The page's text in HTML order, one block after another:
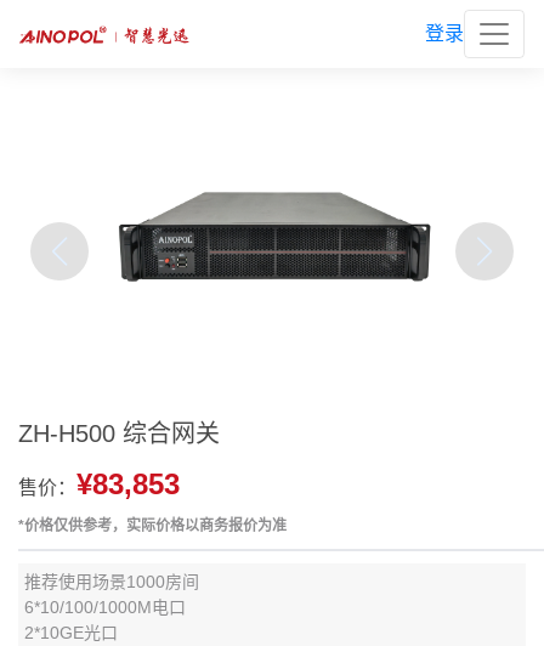
登录
ZH-H500 综合网关
售价： ¥83,853
*价格仅供参考，实际价格以商务报价为准
推荐使用场景1000房间
6*10/100/1000M电口
2*10GE光口